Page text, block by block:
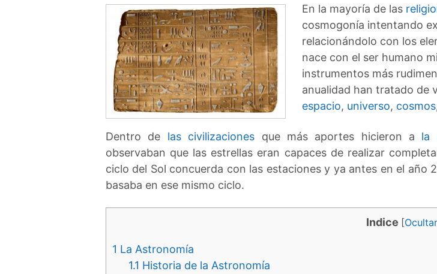
En la mayoría de las
cosmogonía intentando
relacionándolo con los
nace con el ser humano
instrumentos más
anualidad han tratado de
espacio, universo, cosmos
Dentro de las civilizaciones que más aportes hicieron a la
observaban que las estrellas eran capaces de realizar
ciclo del Sol concuerda con las estaciones y ya antes en el año
basaba en ese mismo ciclo.
Indice [Ocultar
1 La Astronomía
1.1 Historia de la Astronomía